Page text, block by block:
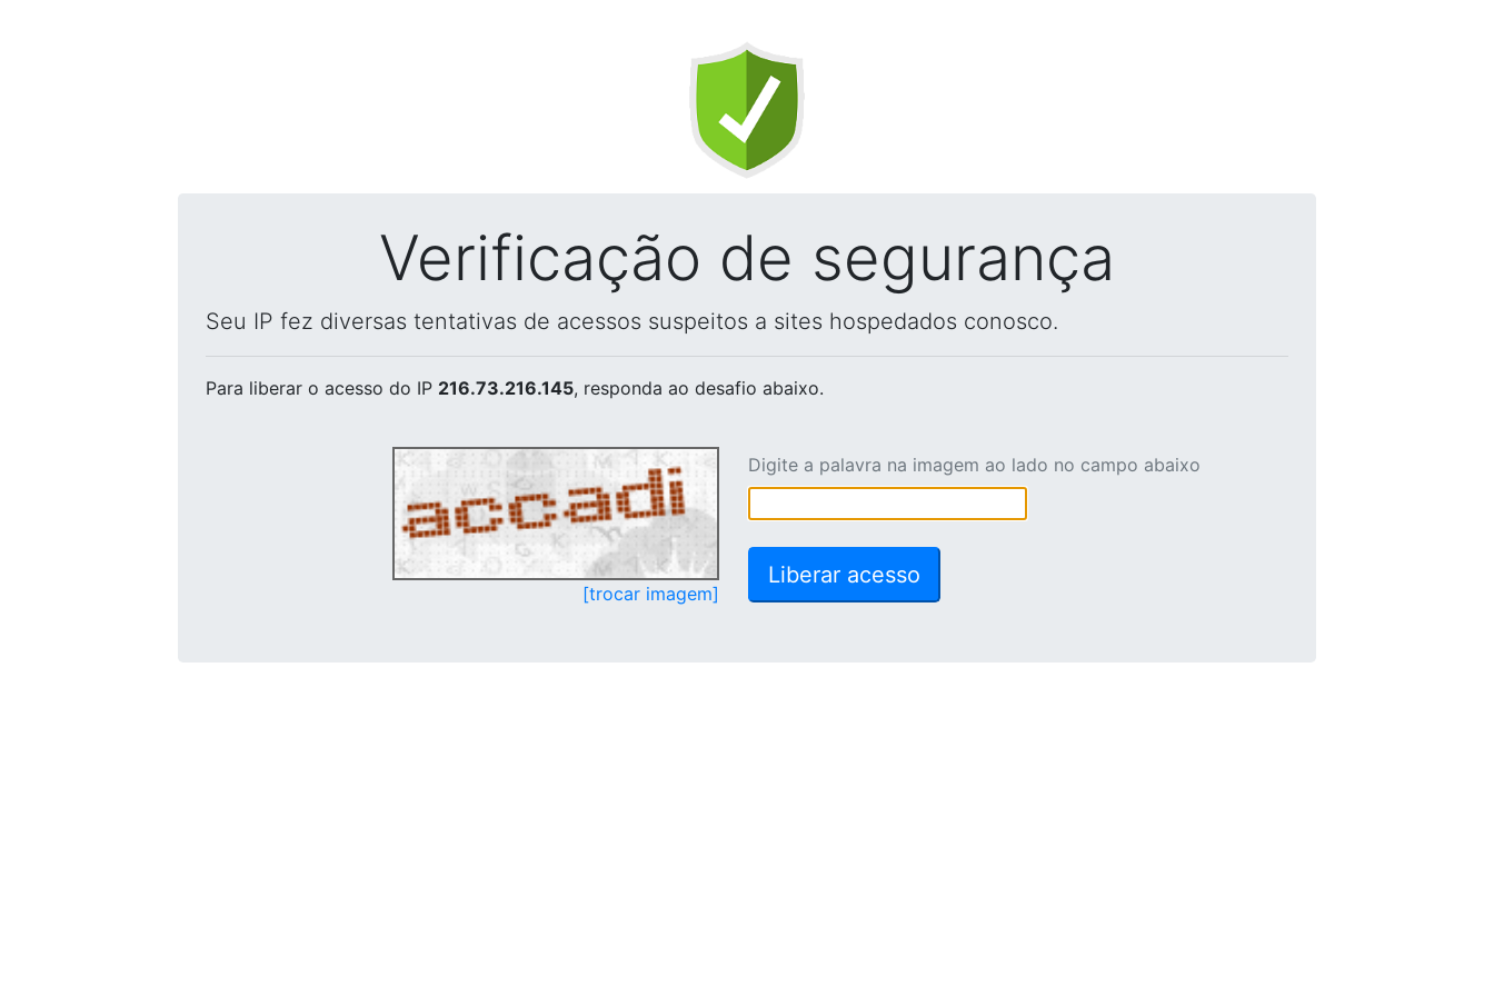
Verificação de segurança
Seu IP fez diversas tentativas de acessos suspeitos a sites hospedados conosco.
Para liberar o acesso do IP 216.73.216.145, responda ao desafio abaixo.
[trocar imagem]
Digite a palavra na imagem ao lado no campo abaixo